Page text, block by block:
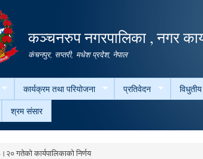
कञ्चनरुप नगरपालिका , नगर
कंचनपुर, सप्तरी, मधेश प्रदेश, नेपाल
कार्यक्रम तथा परियोजना प्रतिवेदन
श्रम संसार
गतेको कार्यपालिकाको निर्णय